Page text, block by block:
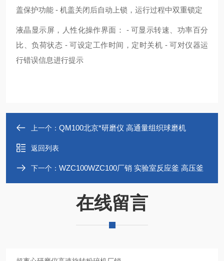
盖保护功能 - 机盖关闭后自动上锁，运行过程中双重锁定
液晶显示屏，人性化操作界面： - 可显示转速、功率百分
比、负荷状态 - 可设定工作时间，定时关机 - 可对仪器运
行错误信息进行提示
上一个： QM100北京*研磨仪 高通量组织球磨机
返回列表
下一个： WZC100WZC100厂销 实验室反应釜 高压釜
在线留言